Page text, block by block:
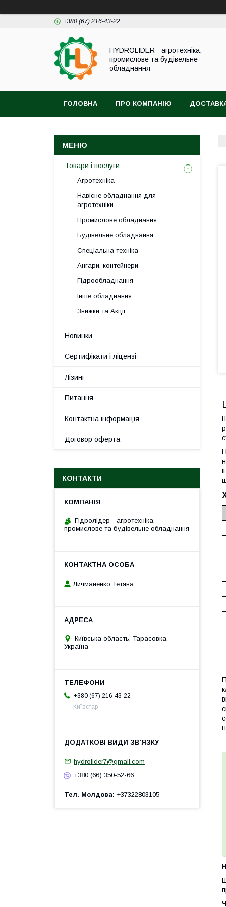
+380 (67) 216-43-22
HYDROLIDER - агротехніка,
промислове та будівельне
обладнання
ГОЛОВНА ПРО КОМПАНІЮ
Товари і послуги
Агротехніка
Навісне обладнання для
агротехніки
Промислове обладнання
Будівельне обладнання
Спеціальна техніка
Ангари, контейнери
Гідрообладнання
Інше обладнання
Знижки та Акції
Новинки
Сертифікати і ліцензії
Лізинг
Питання
Контактна інформація
Договор оферта
КОНТАКТИ
Гідролідер - агротехніка,
промислове та будівельне обладнання
Личманенко Тетяна
Київська область, Тарасовка,
Україна
+380 (67) 216-43-22
Київстар
hydrolider7@gmail.com
+380 (66) 350-52-66
Тел. Молдова +37322803105